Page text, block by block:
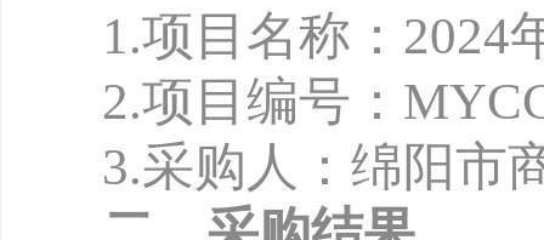
1.项目名称：2024
2.项目编号：
3.采购人：绵阳市